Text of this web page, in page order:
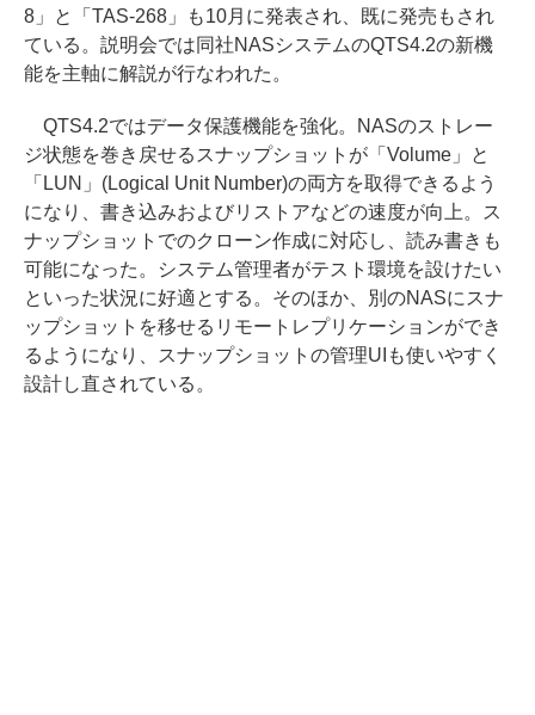
8」と「TAS-268」も10月に発表され、既に発売もされ
ている。説明会では同社NASシステムのQTS4.2の新機
能を主軸に解説が行なわれた。
QTS4.2ではデータ保護機能を強化。NASのストレー
ジ状態を巻き戻せるスナップショットが「Volume」と
「LUN」(Logical Unit Number)の両方を取得できるよう
になり、書き込みおよびリストアなどの速度が向上。ス
ナップショットでのクローン作成に対応し、読み書きも
可能になった。システム管理者がテスト環境を設けたい
といった状況に好適とする。そのほか、別のNASにスナ
ップショットを移せるリモートレプリケーションができ
るようになり、スナップショットの管理UIも使いやすく
設計し直されている。